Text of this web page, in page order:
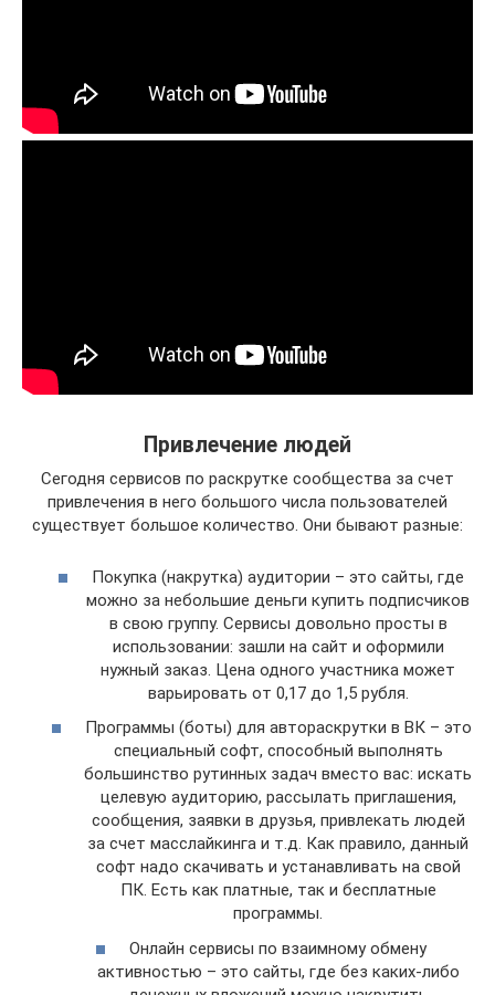
Привлечение людей
Сегодня сервисов по раскрутке сообщества за счет
привлечения в него большого числа пользователей
существует большое количество. Они бывают разные:
Покупка (накрутка) аудитории – это сайты, где
можно за небольшие деньги купить подписчиков
в свою группу. Сервисы довольно просты в
использовании: зашли на сайт и оформили
нужный заказ. Цена одного участника может
варьировать от 0,17 до 1,5 рубля.
Программы (боты) для автораскрутки в ВК – это
специальный софт, способный выполнять
большинство рутинных задач вместо вас: искать
целевую аудиторию, рассылать приглашения,
сообщения, заявки в друзья, привлекать людей
за счет масслайкинга и т.д. Как правило, данный
софт надо скачивать и устанавливать на свой
ПК. Есть как платные, так и бесплатные
программы.
Онлайн сервисы по взаимному обмену
активностью – это сайты, где без каких-либо